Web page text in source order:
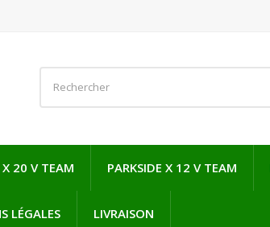
X 20 V TEAM PARKSIDE X 12 V TEAM
LÉGALES LIVRAISON